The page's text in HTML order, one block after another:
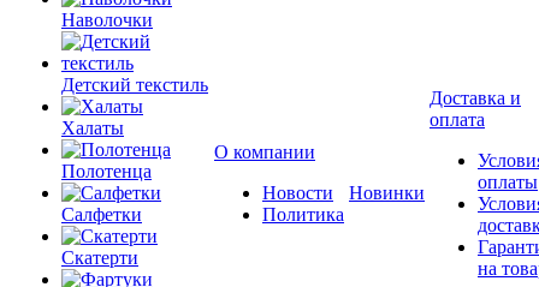
Наволочки
Детский текстиль
Халаты
Полотенца
Салфетки
Скатерти
О компании
Новости
Политика
Новинки
Доставка и
оплата
оплаты
на